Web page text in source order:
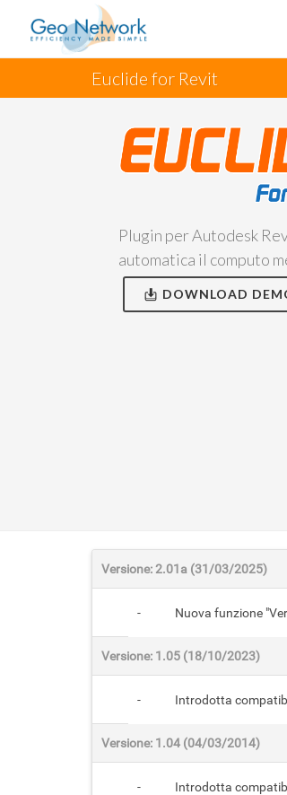
Euclide for Revit
Plugin per Autodesk
automatica il computo
DOWNLOAD
Versione: 2.01a (31/03/2025)
- Nuova funzione
Versione: 1.05 (18/10/2023)
- Introdotta
Versione: 1.04 (04/03/2014)
- Introdotta